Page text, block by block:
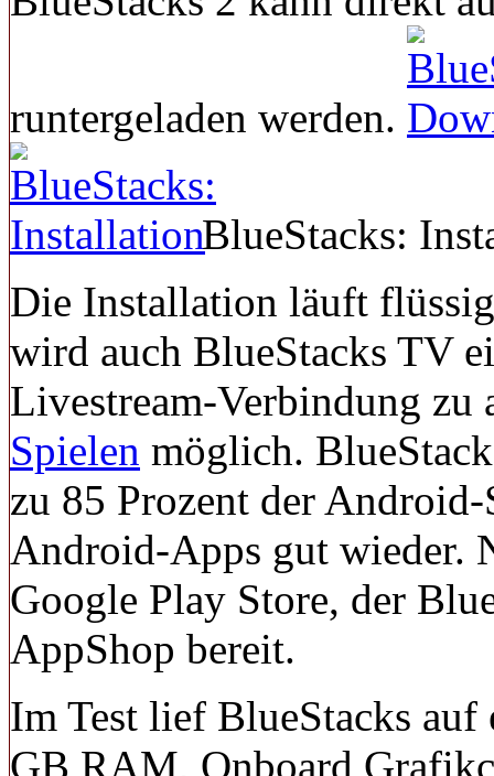
runtergeladen werden.
BlueStacks:
Die Installation läuft
wird auch BlueStacks TV
Livestream-Verbindung zu
Spielen möglich.
zu 85 Prozent der
Android-Apps gut wieder.
Google Play Store, der
AppShop bereit.
Im Test lief BlueStacks
GB RAM, Onboard